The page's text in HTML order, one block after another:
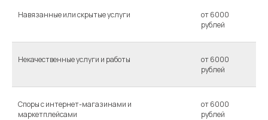
Навязанные или скрытые услуги
от 6000
рублей
Некачественные услуги и работы
от 6000
рублей
Споры с интернет-магазинами и
маркетплейсами
от 6000
рублей